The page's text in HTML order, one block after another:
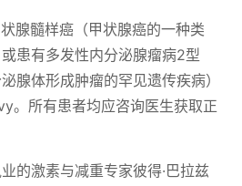
腺髓样癌（甲状腺癌的一种类
患有多发性内分泌腺瘤病2型
腺体形成肿瘤的罕见遗传疾病）
。所有患者均应咨询医生获取正
的激素与减重专家彼得·巴拉兹